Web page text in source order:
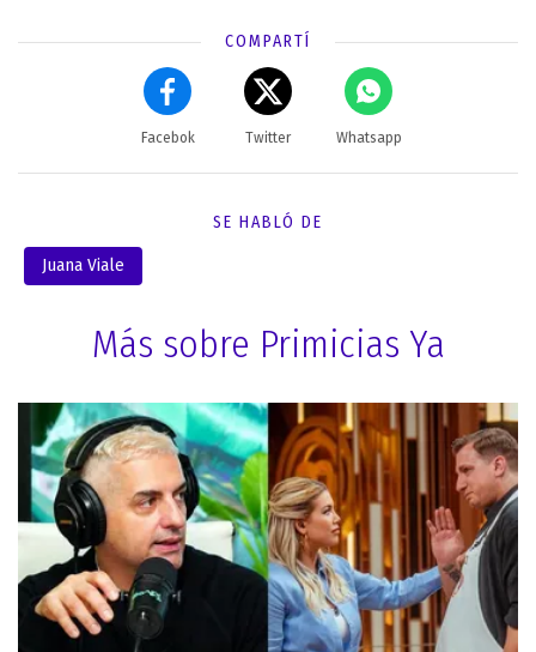
COMPARTÍ
Facebok Twitter Whatsapp
SE HABLÓ DE
Juana Viale
Más sobre Primicias Ya